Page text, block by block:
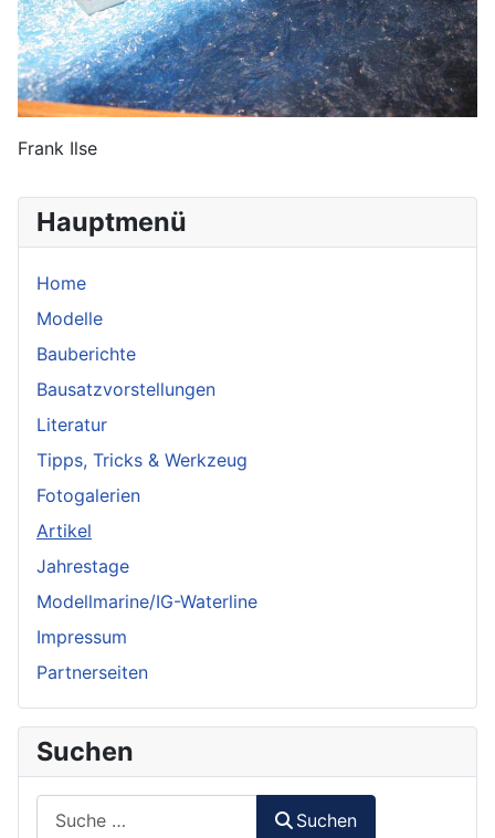
Hauptmenü
Home
Modelle
Bauberichte
Bausatzvorstellungen
Literatur
Tipps, Tricks & Werkzeug
Fotogalerien
Artikel
Jahrestage
Modellmarine/IG-Waterline
Impressum
Partnerseiten
Suchen
Suchen
Frank Ilse